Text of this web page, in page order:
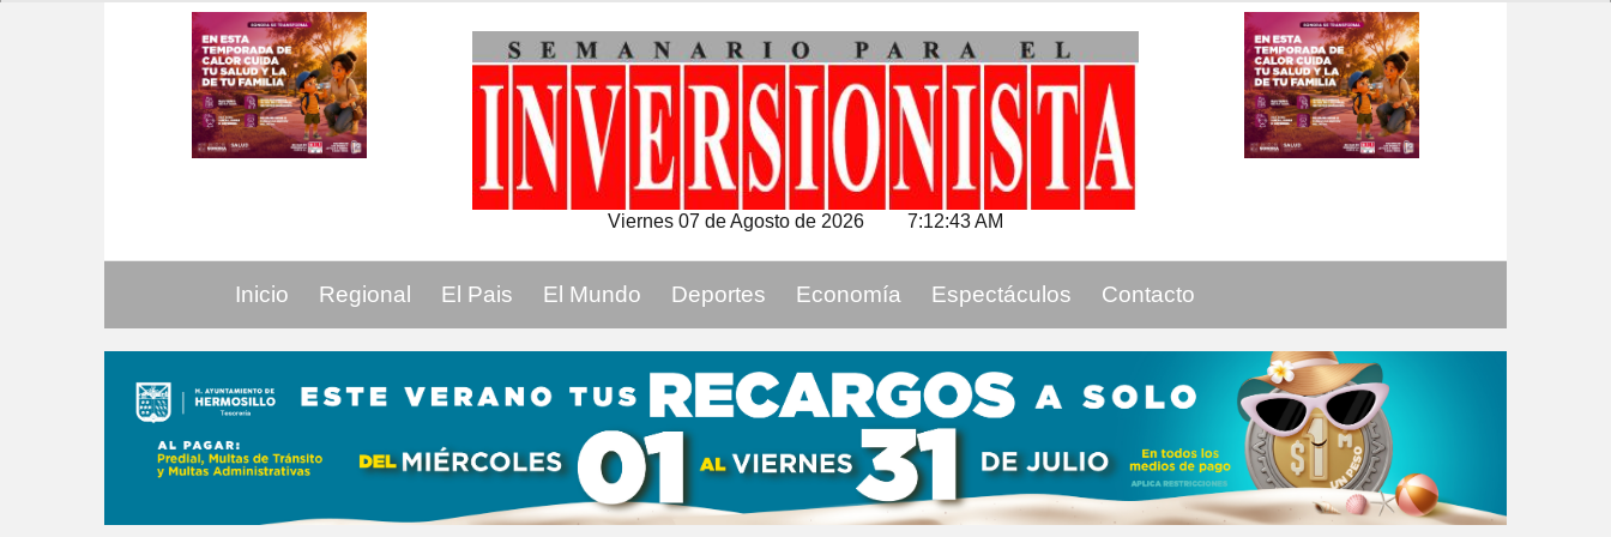
Viernes 07 de Agosto de 2026 7:12:44 AM
Inicio Regional El Pais El Mundo Deportes Economía Espectáculos Contacto